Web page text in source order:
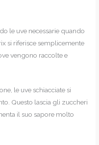
le uve necessarie quando
si riferisce semplicemente
vengono raccolte e
le uve schiacciate si
Questo lascia gli zuccheri
il suo sapore molto